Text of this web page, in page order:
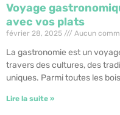
Voyage
avec vos plats
février 28, 2025 Aucun
La gastronomie est un
travers des cultures, des
uniques. Parmi toutes les
Lire la suite »